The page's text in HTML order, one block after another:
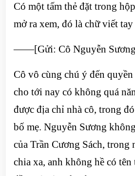
Có một tấm thẻ đặt trong
mở ra xem, đó là chữ viết
——[Gửi: Cô Nguyễn
Cô vô cùng chú ý đến
cho tới nay có không quá
được địa chỉ nhà cô, trong
bố mẹ. Nguyễn Sương
của Trần Cương Sách, trong
chia xa, anh không hề có